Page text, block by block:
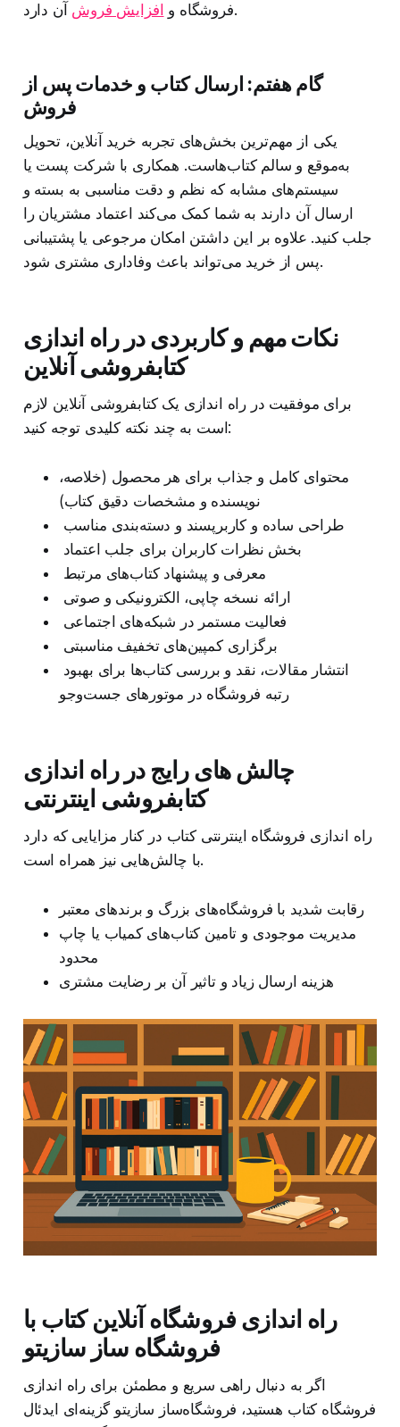
فروشگاه و افزایش فروش آن دارد.
گام هفتم: ارسال کتاب و خدمات پس از
فروش
یکی از مهم‌ترین بخش‌های تجربه خرید آنلاین، تحویل
به‌موقع و سالم کتاب‌هاست. همکاری با شرکت پست یا
سیستم‌های مشابه که نظم و دقت مناسبی به بسته و
ارسال آن دارند به شما کمک می‌کند اعتماد مشتریان را
جلب کنید. علاوه بر این داشتن امکان مرجوعی یا پشتیبانی
پس از خرید می‌تواند باعث وفاداری مشتری شود.
نکات مهم و کاربردی در راه اندازی
کتابفروشی آنلاین
برای موفقیت در راه اندازی یک کتابفروشی آنلاین لازم
است به چند نکته کلیدی توجه کنید:
محتوای کامل و جذاب برای هر محصول (خلاصه،
نویسنده و مشخصات دقیق کتاب)
طراحی ساده و کاربرپسند و دسته‌بندی مناسب
بخش نظرات کاربران برای جلب اعتماد
معرفی و پیشنهاد کتاب‌های مرتبط
ارائه نسخه چاپی، الکترونیکی و صوتی
فعالیت مستمر در شبکه‌های اجتماعی
برگزاری کمپین‌های تخفیف مناسبتی
رتبه فروشگاه در موتورهای جست‌وجو
چالش های رایج در راه اندازی
کتابفروشی اینترنتی
راه اندازی فروشگاه اینترنتی کتاب در کنار مزایایی که دارد
با چالش‌هایی نیز همراه است.
مدیریت موجودی و تامین کتاب‌های کمیاب یا چاپ
محدود
هزینه‌ ارسال زیاد و تاثیر آن بر رضایت مشتری
راه اندازی فروشگاه آنلاین کتاب با
فروشگاه ساز سازیتو
اگر به دنبال راهی سریع و مطمئن برای راه اندازی
فروشگاه کتاب هستید، فروشگاه‌ساز سازیتو گزینه‌ای ایدئال